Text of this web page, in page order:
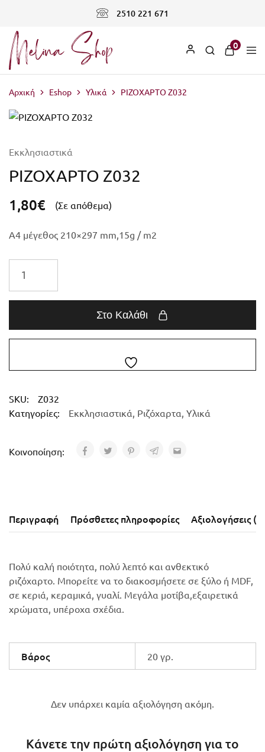
2510 221 671
0
Αρχική Eshop Υλικά ΡΙΖΟΧΑΡΤΟ Z032
Εκκλησιαστικά
ΡΙΖΟΧΑΡΤΟ Z032
1,80€ (Σε απόθεμα)
A4 μέγεθος 210×297 mm,15g / m2
Στο Καλάθι
SKU:
Z032
Κατηγορίες:
Εκκλησιαστικά, Ριζόχαρτα, Υλικά
Κοινοποίηση:
Περιγραφή Πρόσθετες πληροφορίες Αξιολογήσεις (0)
Πολύ καλή ποιότητα, πολύ λεπτό και ανθεκτικό
ριζόχαρτο. Μπορείτε να το διακοσμήσετε σε ξύλο ή MDF,
σε κεριά, κεραμικά, γυαλί. Μεγάλα μοτίβα,εξαιρετικά
χρώματα, υπέροχα σχέδια.
Βάρος 20 γρ.
Δεν υπάρχει καμία αξιολόγηση ακόμη.
Κάνετε την πρώτη αξιολόγηση για το